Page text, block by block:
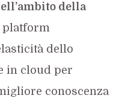
della
platform
dello
in cloud per
conoscenza